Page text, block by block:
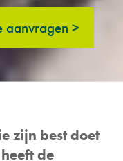
aanvragen >
zijn best doet
de